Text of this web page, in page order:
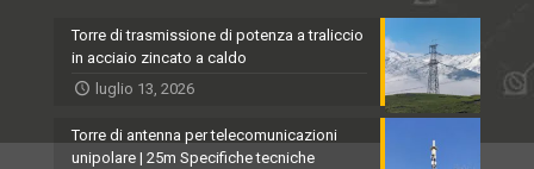
Torre di trasmissione di potenza a traliccio
in acciaio zincato a caldo
luglio 13, 2026
Torre di antenna per telecomunicazioni
unipolare | 25m Specifiche tecniche